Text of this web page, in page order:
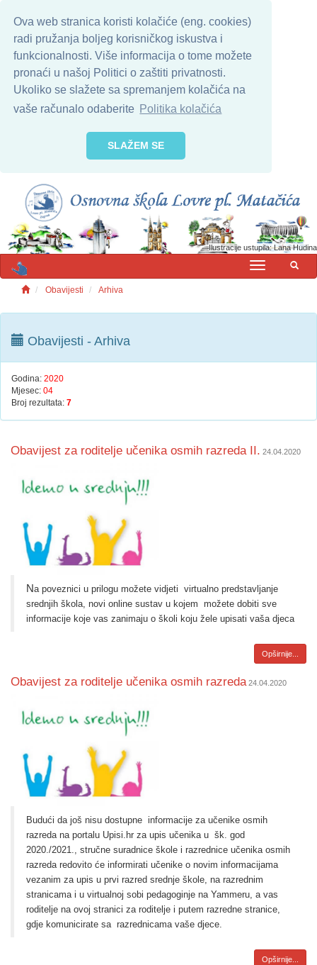
Ova web stranica koristi kolačiće (eng. cookies)
radi pružanja boljeg korisničkog iskustva i
funkcionalnosti. Više informacija o tome možete
pronaći u našoj Politici o zaštiti privatnosti.
Ukoliko se slažete sa spremanjem kolačića na
vaše računalo odaberite Politika kolačića
SLAŽEM SE
Ilustracije ustupila: Lana Hudina
MENU
Obavijesti Arhiva
Obavijesti - Arhiva
Godina: 2020
Mjesec: 04
Broj rezultata: 7
Obavijest za roditelje učenika osmih razreda II. 24.04.2020
Na poveznici u prilogu možete vidjeti virtualno predstavljanje
srednjih škola, novi online sustav u kojem možete dobiti sve
informacije koje vas zanimaju o školi koju žele upisati vaša djeca
Opširnije...
​Obavijest za roditelje učenika osmih razreda 24.04.2020
Budući da još nisu dostupne informacije za učenike osmih
razreda na portalu Upisi.hr za upis učenika u šk. god
2020./2021., stručne suradnice škole i razrednice učenika osmih
razreda redovito će informirati učenike o novim informacijama
vezanim za upis u prvi razred srednje škole, na razrednim
stranicama i u virtualnoj sobi pedagoginje na Yammeru, a vas
roditelje na ovoj stranici za roditelje i putem razredne stranice,
gdje komunicirate sa razrednicama vaše djece.
Opširnije...